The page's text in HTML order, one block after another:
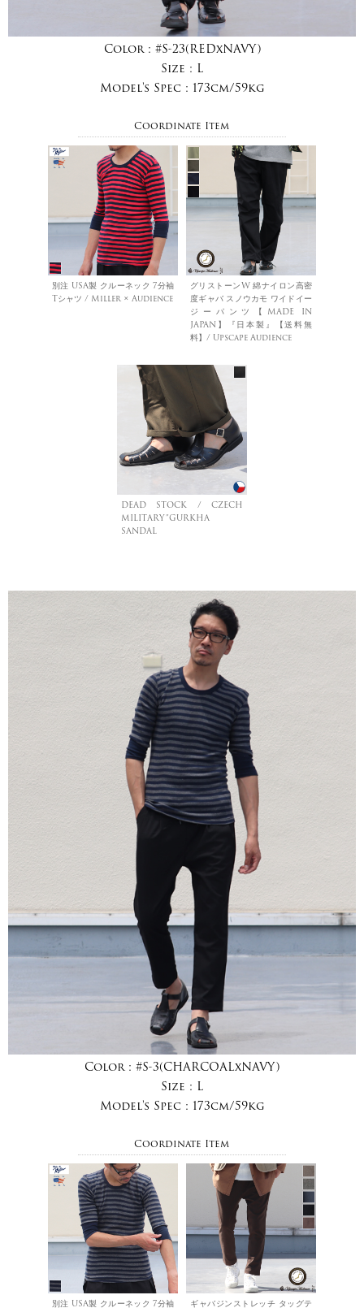
Color : #S-23(REDxNAVY)
Size : L
Model's Spec : 173cm/59kg
Coordinate Item
別注 USA製 クルーネック 7分袖
Tシャツ / Miller × Audience
グリストーンW 綿ナイロン高密
度ギャバ スノウカモ ワイドイー
ジーパンツ【MADE IN
JAPAN】『日本製』【送料無
料】/ Upscape Audience
DEAD STOCK / CZECH
MILITARY”GURKHA
SANDAL
Color : #S-3(CHARCOALxNAVY)
Size : L
Model's Spec : 173cm/59kg
Coordinate Item
別注 USA製 クルーネック 7分袖 ギャバジンストレッチ タッグテ